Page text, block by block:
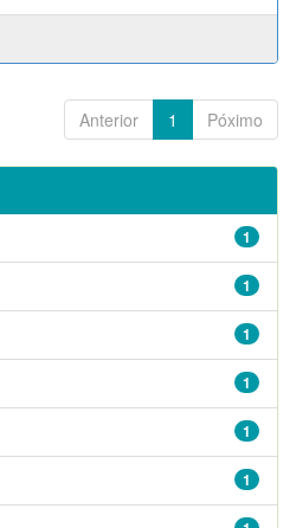
Anterior 1 Póximo
1
1
1
1
1
1